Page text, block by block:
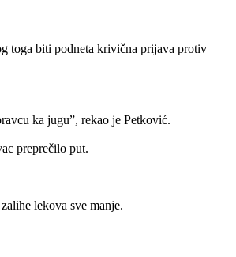
toga biti podneta krivična prijava protiv
ka jugu”, rekao je Petković.
preprečilo put.
lekova sve manje.